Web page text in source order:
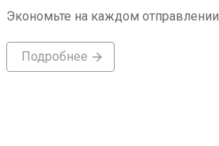
Экономьте на каждом отправлении
Подробнее